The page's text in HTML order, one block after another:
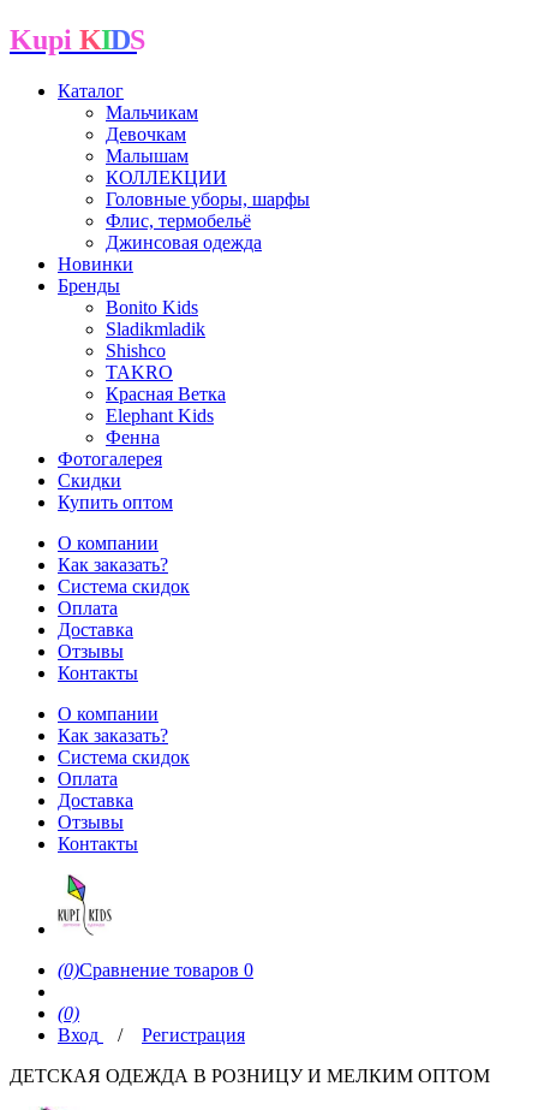
Kupi K I D S
Каталог
Мальчикам
Девочкам
Малышам
КОЛЛЕКЦИИ
Головные уборы, шарфы
Флис, термобельё
Джинсовая одежда
Новинки
Бренды
Bonito Kids
Sladikmladik
Shishco
TAKRO
Красная Ветка
Elephant Kids
Фенна
Фотогалерея
Скидки
Купить оптом
О компании
Как заказать?
Система скидок
Оплата
Доставка
Отзывы
Контакты
О компании
Как заказать?
Система скидок
Оплата
Доставка
Отзывы
Контакты
(0)Сравнение товаров 0
(0)
Вход
/
Регистрация
ДЕТСКАЯ ОДЕЖДА В РОЗНИЦУ И МЕЛКИМ ОПТОМ